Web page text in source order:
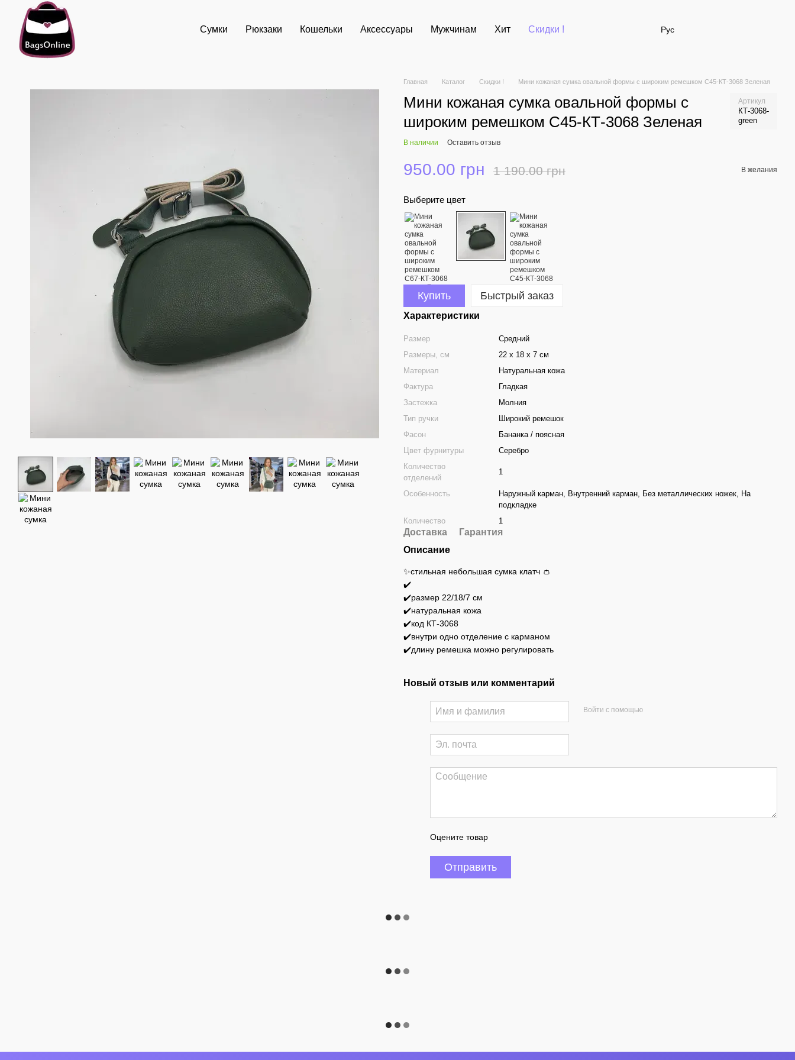
Перейти к основному контенту
Сумки Рюкзаки Кошельки Аксессуары Мужчинам Хит Скидки ! Рус
Главная Каталог Скидки ! Мини кожаная сумка овальной формы с широким ремешком С45-КТ-3068 Зеленая
Мини кожаная сумка овальной формы с
широким ремешком С45-КТ-3068 Зеленая
Артикул
КТ-3068-
green
В наличии Оставить отзыв
950.00 грн 1 190.00 грн В желания
Выберите цвет
Купить Быстрый заказ
Характеристики
Размер
Средний
Размеры, см
22 х 18 х 7 см
Материал
Натуральная кожа
Фактура
Гладкая
Застежка
Молния
Тип ручки
Широкий ремешок
Фасон
Бананка / поясная
Цвет фурнитуры
Серебро
Количество
отделений
1
Особенность
Наружный карман, Внутренний карман, Без металлических ножек, На
подкладке
Количество
1
Доставка
Гарантия
Описание
✨стильная небольшая сумка клатч 👛
✔️
✔️размер 22/18/7 см
✔️натуральная кожа
✔️код КТ-3068
✔️внутри одно отделение с карманом
✔️длину ремешка можно регулировать
Новый отзыв или комментарий
Войти с помощью
Оцените товар
Отправить